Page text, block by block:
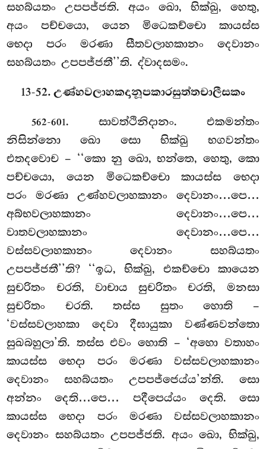
සහබ්යතං උපපජ්ජති. අයං ඛො, භික්ඛු, හෙතු,
අයං පච්චයො, යෙන මිධෙකච්චො කායස්ස
භෙදා පරං මරණා සීතවලාහකානං දෙවානං
සහබ්යතං උපපජ්ජතී’’ති. ද්වාදසමං.
13-52. උණ්හවලාහකදානූපකාරසුත්තචාලීසකං
562-601. සාවත්ථිනිදානං. එකමන්තං
නිසින්නො ඛො සො භික්ඛු භගවන්තං
එතදවොච – ‘‘කො නු ඛො, භන්තෙ, හෙතු, කො
පච්චයො, යෙන මිධෙකච්චො කායස්ස භෙදා
පරං මරණා උණ්හවලාහකානං දෙවානං…පෙ…
අබ්භවලාහකානං දෙවානං…පෙ…
වාතවලාහකානං දෙවානං…පෙ…
වස්සවලාහකානං දෙවානං සහබ්යතං
උපපජ්ජතී’’ති? ‘‘ඉධ, භික්ඛු, එකච්චො කායෙන
සුචරිතං චරති, වාචාය සුචරිතං චරති, මනසා
සුචරිතං චරති. තස්ස සුතං හොති –
‘වස්සවලාහකා දෙවා දීඝායුකා වණ්ණවන්තො
සුඛබහුලා’ති. තස්ස එවං හොති – ‘අහො වතාහං
කායස්ස භෙදා පරං මරණා වස්සවලාහකානං
දෙවානං සහබ්යතං උපපජ්ජෙය්ය’න්ති. සො
අන්නං දෙති…පෙ… පදීපෙය්යං දෙති. සො
කායස්ස භෙදා පරං මරණා වස්සවලාහකානං
දෙවානං සහබ්යතං උපපජ්ජති. අයං ඛො, භික්ඛු,